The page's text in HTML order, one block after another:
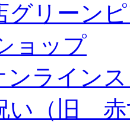
グリーン
ョップ
ンライン
い（旧 赤